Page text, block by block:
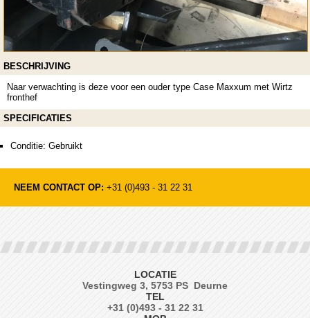
BESCHRIJVING
Naar verwachting is deze voor een ouder type Case Maxxum met Wirtz
fronthef
SPECIFICATIES
Conditie: Gebruikt
NEEM CONTACT OP: +31 (0)493 - 31 22 31
LOCATIE
Vestingweg 3, 5753 PS Deurne
TEL
+31 (0)493 - 31 22 31